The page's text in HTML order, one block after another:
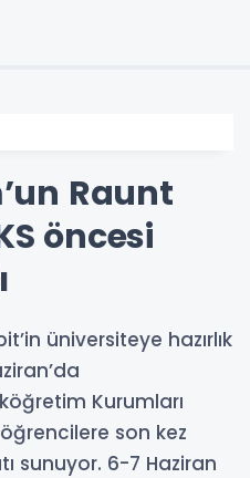
Raunt
öncesi
üniversiteye hazırlık
Kurumları
son kez
sunuyor. 6-7 Haziran